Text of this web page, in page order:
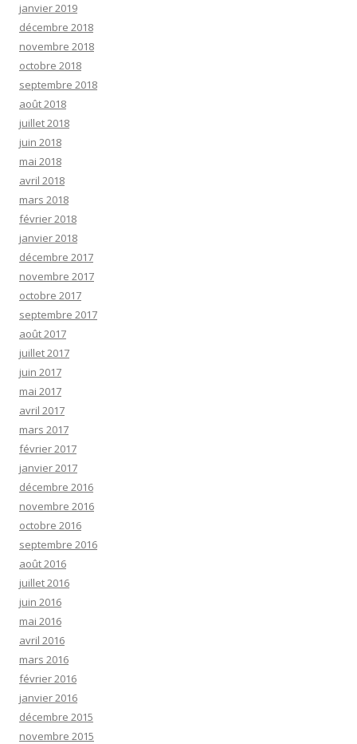
janvier 2019
décembre 2018
novembre 2018
octobre 2018
septembre 2018
août 2018
juillet 2018
juin 2018
mai 2018
avril 2018
mars 2018
février 2018
janvier 2018
décembre 2017
novembre 2017
octobre 2017
septembre 2017
août 2017
juillet 2017
juin 2017
mai 2017
avril 2017
mars 2017
février 2017
janvier 2017
décembre 2016
novembre 2016
octobre 2016
septembre 2016
août 2016
juillet 2016
juin 2016
mai 2016
avril 2016
mars 2016
février 2016
janvier 2016
décembre 2015
novembre 2015